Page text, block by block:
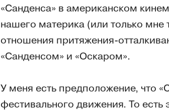
«Санденса» в американском
нашего материка (или только
отношения притяжения-
«Санденсом» и «Оскаром».
У меня есть предположение, что
фестивального движения. То есть